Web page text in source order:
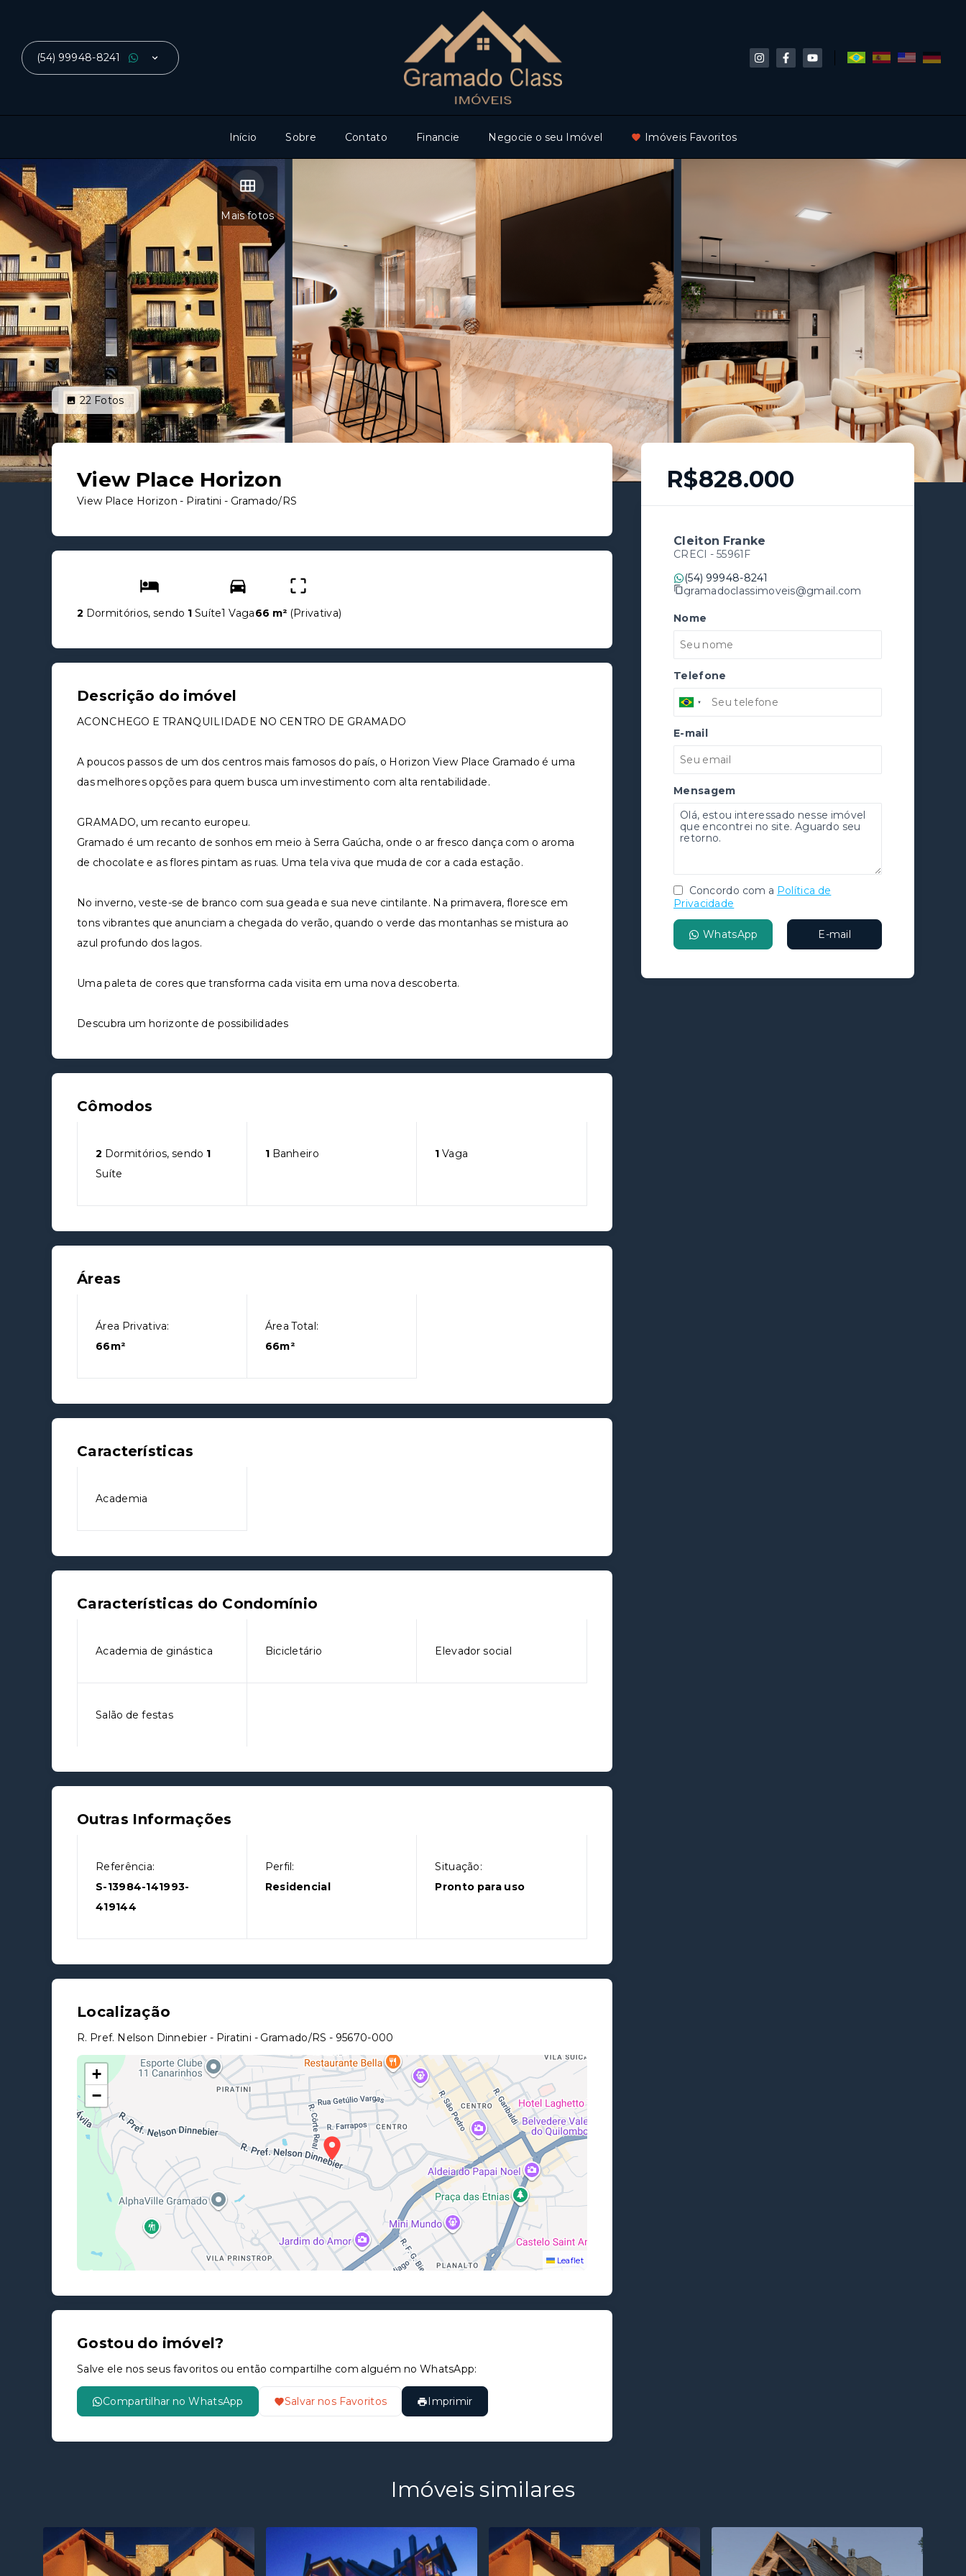
(54) 99948-8241
Início Sobre Contato Financie Negocie o seu Imóvel Imóveis Favoritos
Mais fotos
22 Fotos
View Place Horizon
View Place Horizon - Piratini - Gramado/RS
2 Dormitórios, sendo 1 Suíte1 Vaga66 m² (Privativa)
Descrição do imóvel
ACONCHEGO E TRANQUILIDADE NO CENTRO DE GRAMADO
A poucos passos de um dos centros mais famosos do país, o Horizon View Place Gramado é uma
das melhores opções para quem busca um investimento com alta rentabilidade.
GRAMADO, um recanto europeu.
Gramado é um recanto de sonhos em meio à Serra Gaúcha, onde o ar fresco dança com o aroma
de chocolate e as flores pintam as ruas. Uma tela viva que muda de cor a cada estação.
No inverno, veste-se de branco com sua geada e sua neve cintilante. Na primavera, floresce em
tons vibrantes que anunciam a chegada do verão, quando o verde das montanhas se mistura ao
azul profundo dos lagos.
Uma paleta de cores que transforma cada visita em uma nova descoberta.
Descubra um horizonte de possibilidades
Cômodos
2 Dormitórios, sendo 1
Suíte
1Banheiro 1 Vaga
Áreas
Área Privativa:
66m²
Área Total:
66m²
Características
Academia
Características do Condomínio
Academia de ginástica Bicicletário Elevador social
Salão de festas
Outras Informações
Referência:
S-13984-141993-
419144
Perfil:
Residencial
Situação:
Pronto para uso
Localização
R. Pref. Nelson Dinnebier - Piratini - Gramado/RS - 95670-000
+
−
Leaflet
Gostou do imóvel?
Salve ele nos seus favoritos ou então compartilhe com alguém no WhatsApp:
Compartilhar no WhatsApp Salvar nos Favoritos Imprimir
R$828.000
Cleiton Franke
CRECI - 55961F
(54) 99948-8241
gramadoclassimoveis@gmail.com
Nome
Telefone
E-mail
Mensagem
Concordo com a Política de
Privacidade
WhatsApp E-mail
Imóveis similares